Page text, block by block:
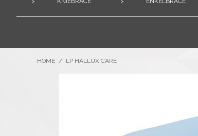
HOME / LP HALLUX CARE